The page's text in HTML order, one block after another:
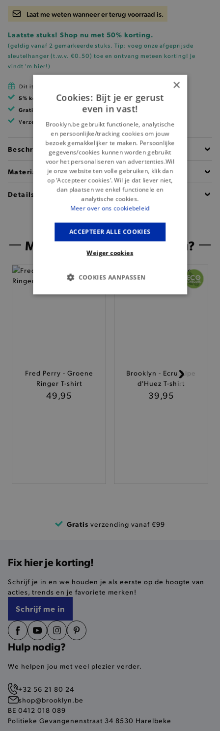
Laat me weten wanneer er terug voorraad is.
Laatste stuks! Shop nu met 50% korting.
(geldig vanaf 2 gemarkeerde stuks. Tip: voeg onze afgeprijsde
sleutelhanger (t.w.v. €0.50) toe en ontvang meteen korting! Je
vindt 'm hier!)
Dit item is betaalbaar met Cadeau Pass
5% korting met klantenkaart
Gratis verzending
vanaf 99 EUR
Verzending binnen 1 à 2 werkdagen
Beschrijving
Materiaal
Details
Misschien is dit iets voor jou?
Fred Perry - Groene
Ringer T-shirt
49,95
Brooklyn - Ecru Alpe
d'Huez T-shirt
39,95
Gratis verzending vanaf €99
Fix hier je korting!
Schrijf je in en we houden je als eerste op de hoogte van
acties, trends en je favoriete merken!
Schrijf me in
Hulp nodig?
We helpen jou met veel plezier verder.
+32 56 21 80 24
shop@brooklyn.be
BE 0412 018 089
Politieke Gevangenenstraat 34 8530 Harelbeke
×
Cookies: Bijt je er gerust
even in vast!
Brooklyn.be gebruikt functionele, analytische
en persoonlijke/tracking cookies om jouw
bezoek gemakkelijker te maken. Persoonlijke
gegevens/cookies kunnen worden gebruikt
voor het personaliseren van advertenties.Wil
je onze website ten volle gebruiken, klik dan
op ‘Accepteer cookies’. Wil je dat liever niet,
dan plaatsen we enkel functionele en
analytische cookies.
Meer over ons cookiebeleid
ACCEPTEER ALLE COOKIES
Weiger cookies
COOKIES AANPASSEN
BASIS COOKIES
niet jouw identiteit.
pickupAddress